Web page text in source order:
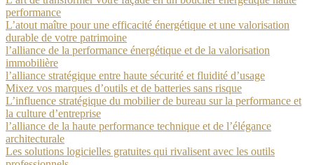
performance
L’atout maître pour une efficacité énergétique et une valorisation
durable de votre patrimoine
l’alliance de la performance énergétique et de la valorisation
immobilière
l’alliance stratégique entre haute sécurité et fluidité d’usage
Mixez vos marques d’outils et de batteries sans risque
L’influence stratégique du mobilier de bureau sur la performance et
la culture d’entreprise
l’alliance de la haute performance technique et de l’élégance
architecturale
Les solutions logicielles gratuites qui rivalisent avec les outils